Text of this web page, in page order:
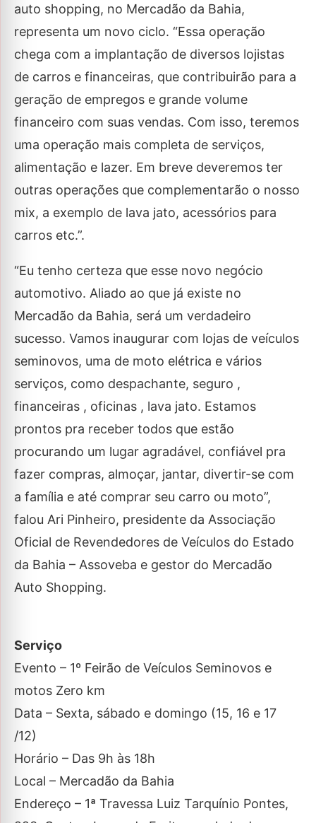
auto shopping, no Mercadão da Bahia,
representa um novo ciclo. “Essa operação
chega com a implantação de diversos lojistas
de carros e financeiras, que contribuirão para a
geração de empregos e grande volume
financeiro com suas vendas. Com isso, teremos
uma operação mais completa de serviços,
alimentação e lazer. Em breve deveremos ter
outras operações que complementarão o nosso
mix, a exemplo de lava jato, acessórios para
carros etc.”.
“Eu tenho certeza que esse novo negócio
automotivo. Aliado ao que já existe no
Mercadão da Bahia, será um verdadeiro
sucesso. Vamos inaugurar com lojas de veículos
seminovos, uma de moto elétrica e vários
serviços, como despachante, seguro ,
financeiras , oficinas , lava jato. Estamos
prontos pra receber todos que estão
procurando um lugar agradável, confiável pra
fazer compras, almoçar, jantar, divertir-se com
a família e até comprar seu carro ou moto”,
falou Ari Pinheiro, presidente da Associação
Oficial de Revendedores de Veículos do Estado
da Bahia – Assoveba e gestor do Mercadão
Auto Shopping.
Serviço
Evento – 1º Feirão de Veículos Seminovos e
motos Zero km
Data – Sexta, sábado e domingo (15, 16 e 17
/12)
Horário – Das 9h às 18h
Local – Mercadão da Bahia
Endereço – 1ª Travessa Luiz Tarquínio Pontes,